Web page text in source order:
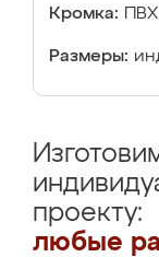
Кромка:
Размеры:
проекту:
любые